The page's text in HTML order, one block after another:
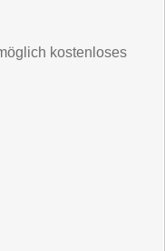
kostenloses